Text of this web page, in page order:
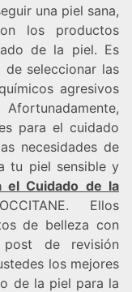
una piel sana,
los productos
de la piel. Es
seleccionar las
agresivos
para el cuidado
necesidades de
tu piel sensible y
el Cuidado de la
Ellos
de belleza con
post de revisión
los mejores
de la piel para la